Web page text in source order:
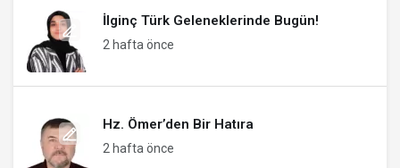
İlginç Türk Geleneklerinde Bugün!
2 hafta önce
Hz. Ömer’den Bir Hatıra
2 hafta önce